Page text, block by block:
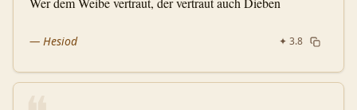
— Hesiod ✦ 3.8